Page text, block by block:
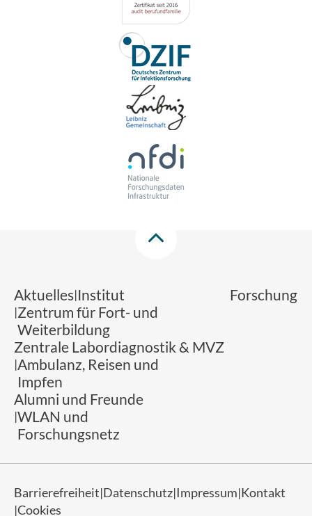
Aktuelles Institut
Forschung
Zentrum für Fort- und
Weiterbildung
Zentrale Labordiagnostik & MVZ
Ambulanz, Reisen und
Impfen
Alumni und Freunde
WLAN und
Forschungsnetz
Barrierefreiheit Datenschutz Impressum Kontakt
Cookies